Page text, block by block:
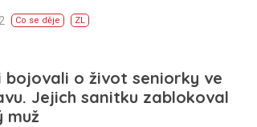
Co se děje ZL
bojovali o život seniorky ve
Jejich sanitku zablokoval
muž